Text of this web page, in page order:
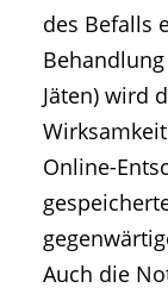
des Befalls
Jäten) wird
Online-
Auch die